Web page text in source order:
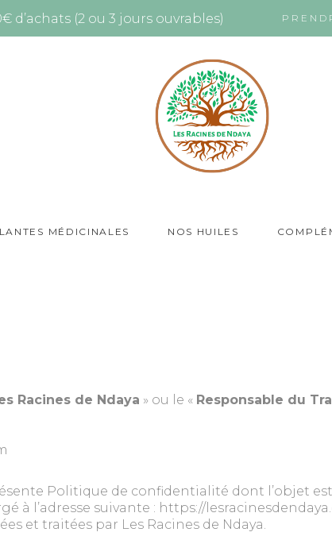
(2 ou 3 jours ouvrables)
MÉDICINALES NOS HUILES
Racines de Ndaya » ou le « Responsable du
Politique de confidentialité dont l’objet
à l’adresse suivante : https://
et traitées par Les Racines de Ndaya.